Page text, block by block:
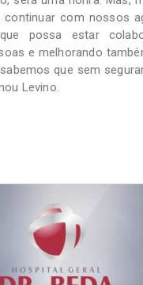
com nossos
possa estar
e melhorando
que sem
Levino.